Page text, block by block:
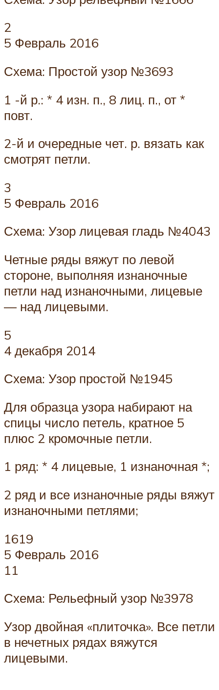
2
5 Февраль 2016
Схема: Простой узор №3693
1 -й р.: * 4 изн. п., 8 лиц. п., от *
повт.
2-й и очередные чет. р. вязать как
смотрят петли.
3
5 Февраль 2016
Схема: Узор лицевая гладь №4043
Четные ряды вяжут по левой
стороне, выполняя изнаночные
петли над изнаночными, лицевые
— над лицевыми.
5
4 декабря 2014
Схема: Узор простой №1945
Для образца узора набирают на
спицы число петель, кратное 5
плюс 2 кромочные петли.
1 ряд: * 4 лицевые, 1 изнаночная *;
2 ряд и все изнаночные ряды вяжут
изнаночными петлями;
1619
5 Февраль 2016
11
Схема: Рельефный узор №3978
Узор двойная «плиточка». Все петли
в нечетных рядах вяжутся
лицевыми.